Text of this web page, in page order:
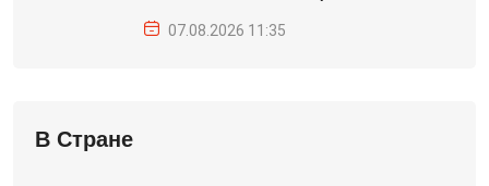
07.08.2026 11:35
В Стране